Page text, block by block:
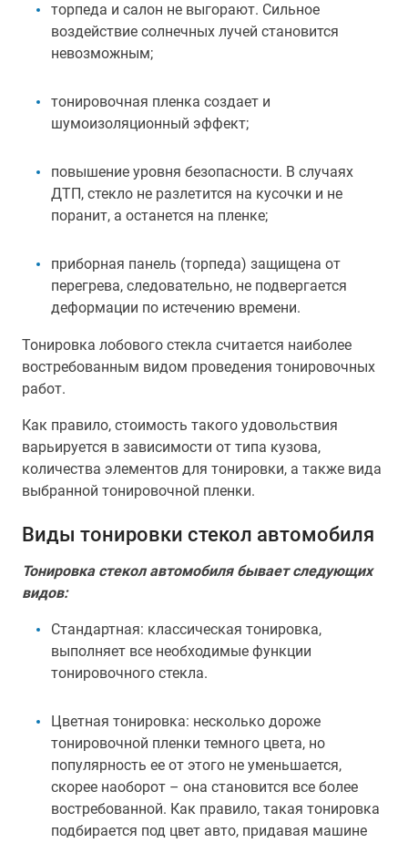
торпеда и салон не выгорают. Сильное
воздействие солнечных лучей становится
невозможным;
тонировочная пленка создает и
шумоизоляционный эффект;
повышение уровня безопасности. В случаях
ДТП, стекло не разлетится на кусочки и не
поранит, а останется на пленке;
приборная панель (торпеда) защищена от
перегрева, следовательно, не подвергается
деформации по истечению времени.
Тонировка лобового стекла считается наиболее
востребованным видом проведения тонировочных
работ.
Как правило, стоимость такого удовольствия
варьируется в зависимости от типа кузова,
количества элементов для тонировки, а также вида
выбранной тонировочной пленки.
Виды тонировки стекол автомобиля
Тонировка стекол автомобиля бывает следующих
видов:
Стандартная: классическая тонировка,
выполняет все необходимые функции
тонировочного стекла.
Цветная тонировка: несколько дороже
тонировочной пленки темного цвета, но
популярность ее от этого не уменьшается,
скорее наоборот – она становится все более
востребованной. Как правило, такая тонировка
подбирается под цвет авто, придавая машине